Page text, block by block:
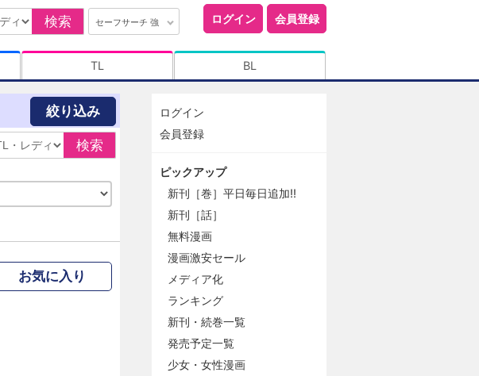
検索 セーフサーチ 強 ログイン 会員登録
TL BL
絞り込み
検索
お気に入り
ログイン
会員登録
ピックアップ
新刊［巻］平日毎日追加!!
新刊［話］
無料漫画
漫画激安セール
メディア化
ランキング
新刊・続巻一覧
発売予定一覧
少女・女性漫画